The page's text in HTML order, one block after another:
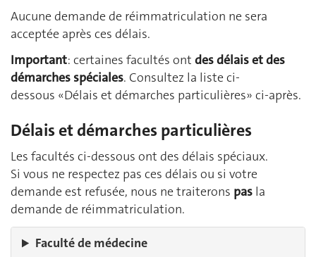
Aucune demande de réimmatriculation ne sera
acceptée après ces délais.
Important: certaines facultés ont des délais et des
démarches spéciales. Consultez la liste ci-
dessous «Délais et démarches particulières» ci-après.
Délais et démarches particulières
Les facultés ci‑dessous ont des délais spéciaux.
Si vous ne respectez pas ces délais ou si votre
demande est refusée, nous ne traiterons pas la
demande de réimmatriculation.
Faculté de médecine